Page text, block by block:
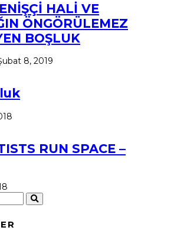
HALİ VE
ÖNGÖRÜLEMEZ
BOŞLUK
8, 2019
RUN SPACE –